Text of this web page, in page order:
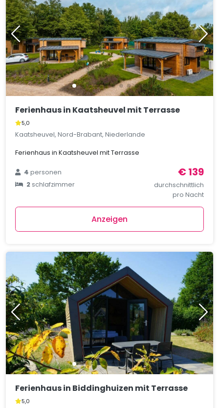
Ferienhaus in Kaatsheuvel mit Terrasse
5,0
Kaatsheuvel, Nord-Brabant, Niederlande
Ferienhaus in Kaatsheuvel mit Terrasse
4personen
2schlafzimmer
€ 139
durchschnittlich
pro Nacht
Anzeigen
Ferienhaus in Biddinghuizen mit Terrasse
5,0